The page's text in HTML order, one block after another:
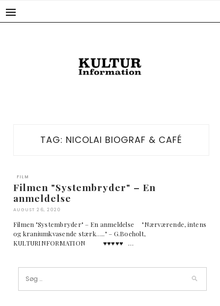
TAG: NICOLAI BIOGRAF & CAFÉ
FILM
Filmen "Systembryder" – En
anmeldelse
AUGUST 26, 2020
Filmen "Systembryder" – En anmeldelse "Nærværende, intens
og kraniumkvasende stærk….." – G.Boeholt,
KULTURINFORMATION ♥︎♥︎♥︎♥︎♥︎ …